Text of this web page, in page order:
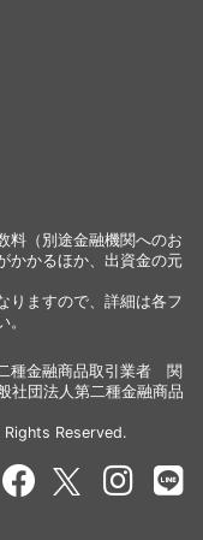
料（別途金融機関へのお
かかるほか、出資金の元
りますので、詳細は各フ
種金融商品取引業者 関
社団法人第二種金融商品
Reserved.